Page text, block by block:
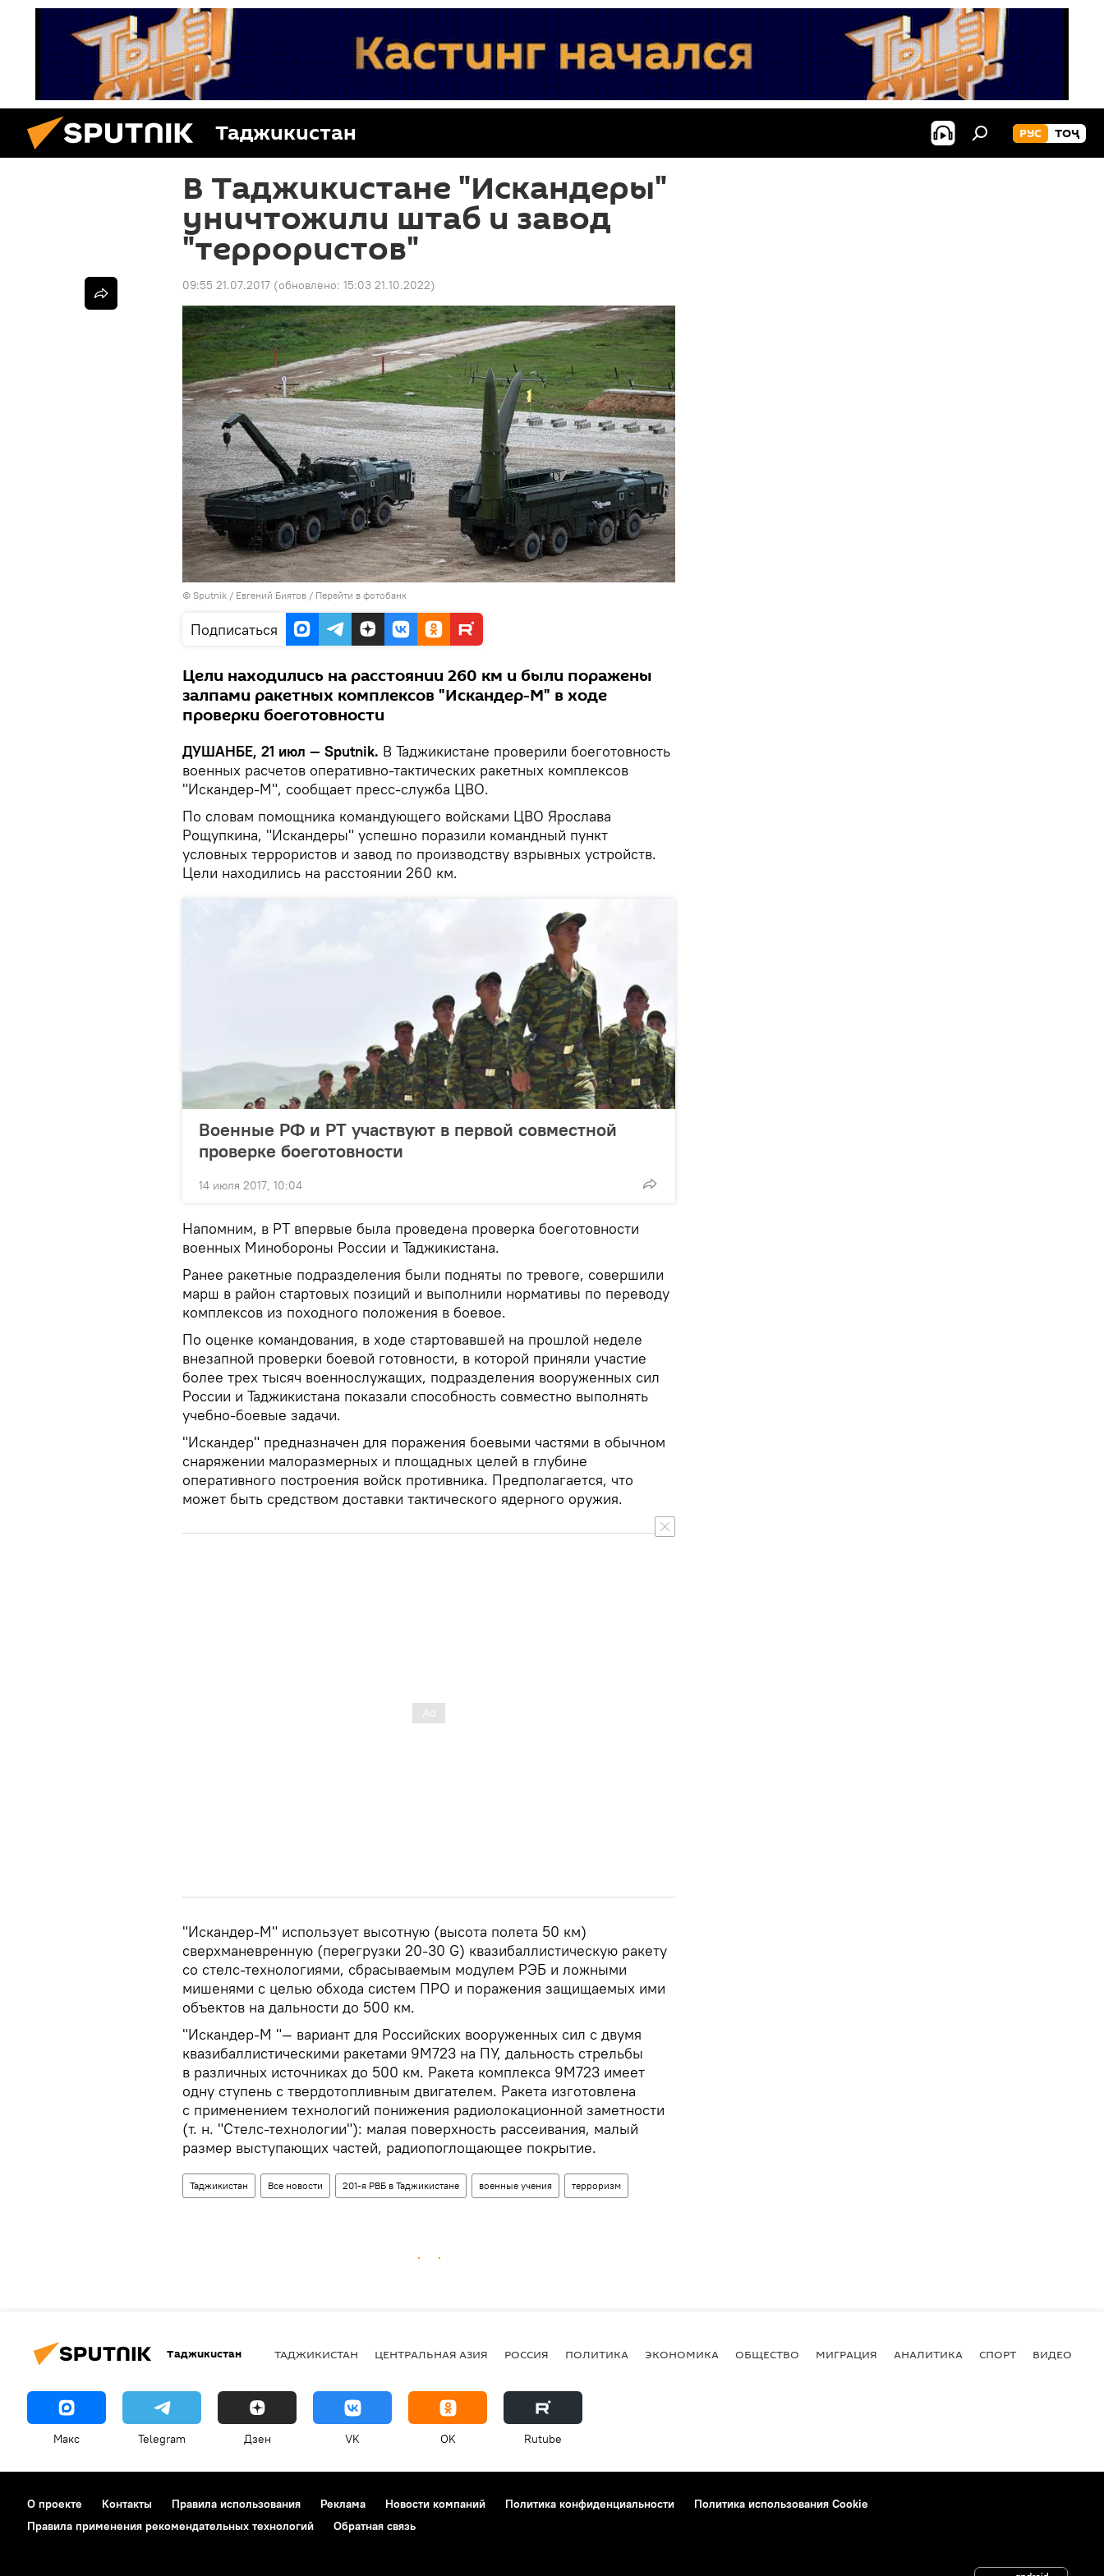
Таджикистан РУС ТОҶ
В Таджикистане "Искандеры"
уничтожили штаб и завод
"террористов"
09:55 21.07.2017 (обновлено: 15:03 21.10.2022)
© Sputnik / Евгений Биятов / Перейти в фотобанк
Подписаться
Цели находились на расстоянии 260 км и были поражены
залпами ракетных комплексов "Искандер-М" в ходе
проверки боеготовности
ДУШАНБЕ, 21 июл — Sputnik. В Таджикистане проверили боеготовность
военных расчетов оперативно-тактических ракетных комплексов
"Искандер-М", сообщает пресс-служба ЦВО.
По словам помощника командующего войсками ЦВО Ярослава
Рощупкина, "Искандеры" успешно поразили командный пункт
условных террористов и завод по производству взрывных устройств.
Цели находились на расстоянии 260 км.
Военные РФ и РТ участвуют в первой совместной
проверке боеготовности
14 июля 2017, 10:04
Напомним, в РТ впервые была проведена проверка боеготовности
военных Минобороны России и Таджикистана.
Ранее ракетные подразделения были подняты по тревоге, совершили
марш в район стартовых позиций и выполнили нормативы по переводу
комплексов из походного положения в боевое.
По оценке командования, в ходе стартовавшей на прошлой неделе
внезапной проверки боевой готовности, в которой приняли участие
более трех тысяч военнослужащих, подразделения вооруженных сил
России и Таджикистана показали способность совместно выполнять
учебно-боевые задачи.
"Искандер" предназначен для поражения боевыми частями в обычном
снаряжении малоразмерных и площадных целей в глубине
оперативного построения войск противника. Предполагается, что
может быть средством доставки тактического ядерного оружия.
"Искандер-М" использует высотную (высота полета 50 км)
сверхманевренную (перегрузки 20-30 G) квазибаллистическую ракету
со стелс-технологиями, сбрасываемым модулем РЭБ и ложными
мишенями с целью обхода систем ПРО и поражения защищаемых ими
объектов на дальности до 500 км.
"Искандер-М "— вариант для Российских вооруженных сил с двумя
квазибаллистическими ракетами 9М723 на ПУ, дальность стрельбы
в различных источниках до 500 км. Ракета комплекса 9М723 имеет
одну ступень с твердотопливным двигателем. Ракета изготовлена
с применением технологий понижения радиолокационной заметности
(т. н. "Стелс-технологии"): малая поверхность рассеивания, малый
размер выступающих частей, радиопоглощающее покрытие.
Таджикистан Все новости 201-я РВБ в Таджикистане военные учения терроризм
Таджикистан ТАДЖИКИСТАН ЦЕНТРАЛЬНАЯ АЗИЯ РОССИЯ ПОЛИТИКА ЭКОНОМИКА ОБЩЕСТВО МИГРАЦИЯ АНАЛИТИКА СПОРТ ВИДЕО
Макс Telegram Дзен VK OK Rutube
О проекте Контакты Правила использования Реклама Новости компаний Политика конфиденциальности
Политика использования Cookie
Правила применения рекомендательных технологий
Обратная связь